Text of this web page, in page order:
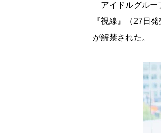
アイドルグルー
『視線』（27日
が解禁された。